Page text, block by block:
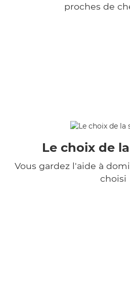
proches de
Le choix de
Vous gardez l'aide à
choisi